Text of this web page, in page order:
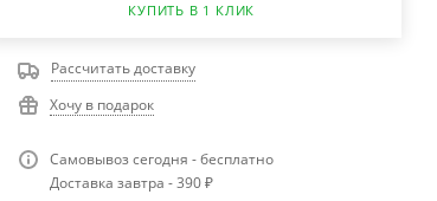
КУПИТЬ В 1 КЛИК
Рассчитать доставку
Хочу в подарок
Самовывоз сегодня - бесплатно
Доставка завтра - 390 ₽